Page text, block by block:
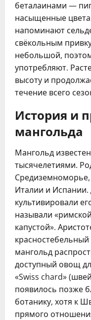
беталаинами —
насыщенные
напоминают
свёкольным
небольшой,
употребляют.
высоту и
течение всего
История и
мангольда
Мангольд
тысячелетиями.
Италии и
культивировали
называли
капустой».
красностебельный
мангольд
доступный овощ
«Swiss chard»
появилось позже
ботанику, хотя к
прямого